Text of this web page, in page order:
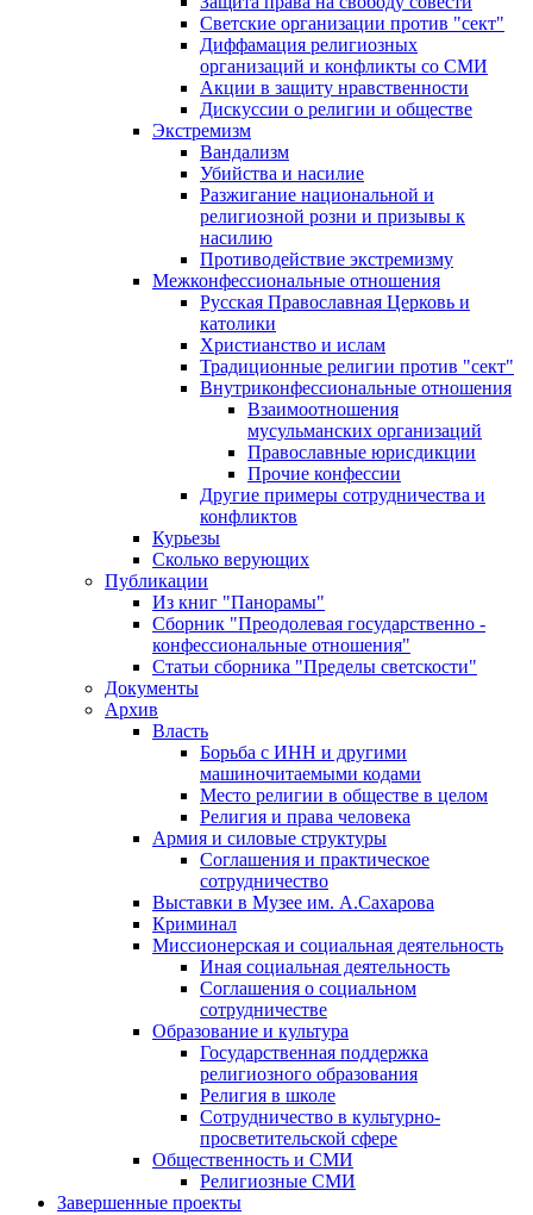
Светские организации против "сект"
Диффамация религиозных
организаций и конфликты со СМИ
Акции в защиту нравственности
Дискуссии о религии и обществе
Экстремизм
Вандализм
Убийства и насилие
Разжигание национальной и
религиозной розни и призывы к
насилию
Противодействие экстремизму
Межконфессиональные отношения
Русская Православная Церковь и
католики
Христианство и ислам
Традиционные религии против "сект"
Внутриконфессиональные отношения
Взаимоотношения
мусульманских организаций
Православные юрисдикции
Прочие конфессии
Другие примеры сотрудничества и
конфликтов
Курьезы
Сколько верующих
Публикации
Из книг "Панорамы"
Сборник "Преодолевая государственно -
конфессиональные отношения"
Статьи сборника "Пределы светскости"
Документы
Архив
Власть
Борьба с ИНН и другими
машиночитаемыми кодами
Место религии в обществе в целом
Религия и права человека
Армия и силовые структуры
Соглашения и практическое
сотрудничество
Выставки в Музее им. А.Сахарова
Криминал
Миссионерская и социальная деятельность
Иная социальная деятельность
Соглашения о социальном
сотрудничестве
Образование и культура
Государственная поддержка
религиозного образования
Религия в школе
Сотрудничество в культурно-
просветительской сфере
Общественность и СМИ
Религиозные СМИ
Завершенные проекты